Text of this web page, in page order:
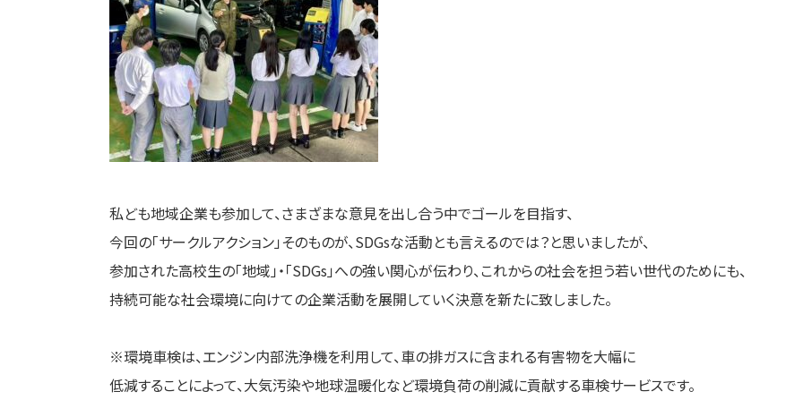
私ども地域企業も参加して、さまざまな意見を出し合う中でゴールを目指す、
今回の「サークルアクション」そのものが、SDGsな活動とも言えるのでは？と思いましたが、
参加された高校生の「地域」・「SDGs」への強い関心が伝わり、これからの社会を担う若い世代のためにも、
持続可能な社会環境に向けての企業活動を展開していく決意を新たに致しました。
※環境車検は、エンジン内部洗浄機を利用して、車の排ガスに含まれる有害物を大幅に
低減することによって、大気汚染や地球温暖化など環境負荷の削減に貢献する車検サービスです。